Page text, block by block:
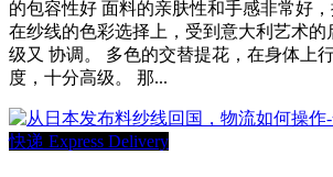
的包容性好 面料的亲肤性和手感非常好
在纱线的色彩选择上，受到意大利艺术的
级又 协调。 多色的交替提花，在身体上
度，十分高级。 那...
快递 Express Delivery